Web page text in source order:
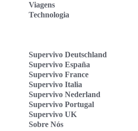
Viagens
Technologia
Supervivo Deutschland
Supervivo España
Supervivo France
Supervivo Italia
Supervivo Nederland
Supervivo Portugal
Supervivo UK
Sobre Nós